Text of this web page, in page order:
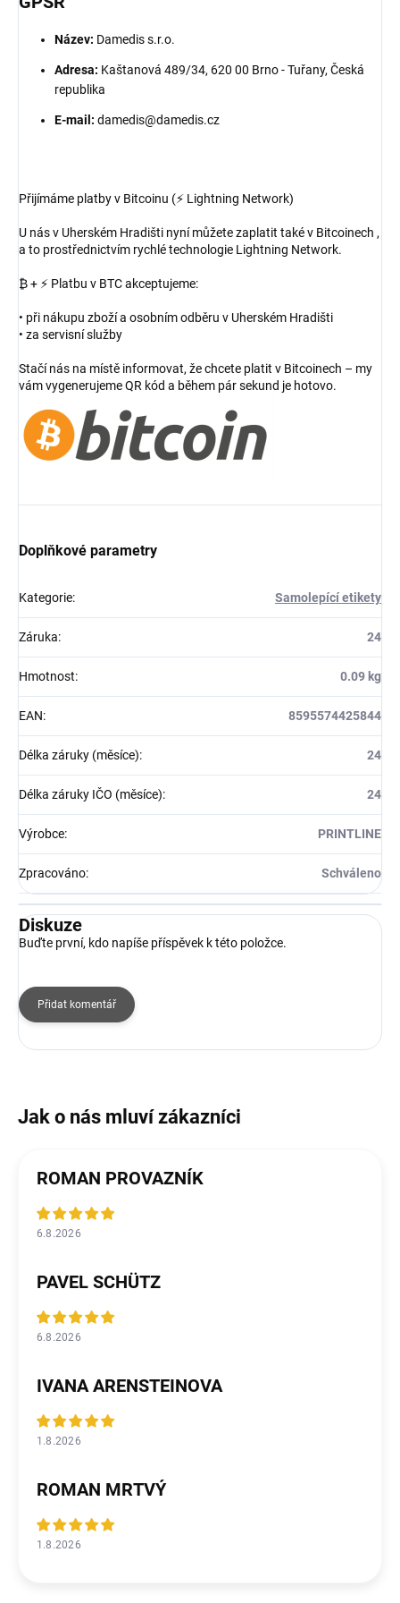
Název: Damedis s.r.o.
Adresa: Kaštanová 489/34, 620 00 Brno - Tuřany, Česká
republika
E-mail: damedis@damedis.cz
Přijímáme platby v Bitcoinu (⚡ Lightning Network)
U nás v Uherském Hradišti nyní můžete zaplatit také v Bitcoinech ,
a to prostřednictvím rychlé technologie Lightning Network.
₿ + ⚡ Platbu v BTC akceptujeme:
• při nákupu zboží a osobním odběru v Uherském Hradišti
• za servisní služby
Stačí nás na místě informovat, že chcete platit v Bitcoinech – my
vám vygenerujeme QR kód a během pár sekund je hotovo.
Doplňkové parametry
Kategorie: Samolepící etikety
Záruka: 24
Hmotnost: 0.09 kg
EAN: 8595574425844
Délka záruky (měsíce): 24
Délka záruky IČO (měsíce): 24
Výrobce: PRINTLINE
Zpracováno: Schváleno
Diskuze
Buďte první, kdo napíše příspěvek k této položce.
Přidat komentář
ROMAN PROVAZNÍK
6.8.2026
PAVEL SCHÜTZ
6.8.2026
IVANA ARENSTEINOVA
1.8.2026
ROMAN MRTVÝ
1.8.2026